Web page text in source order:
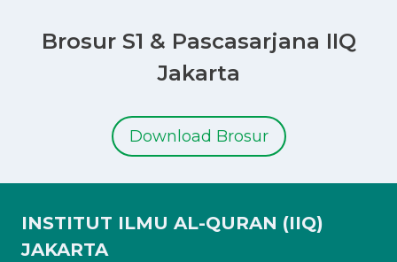
Brosur S1 & Pascasarjana IIQ
Jakarta
Download Brosur
INSTITUT ILMU AL-QURAN (IIQ)
JAKARTA